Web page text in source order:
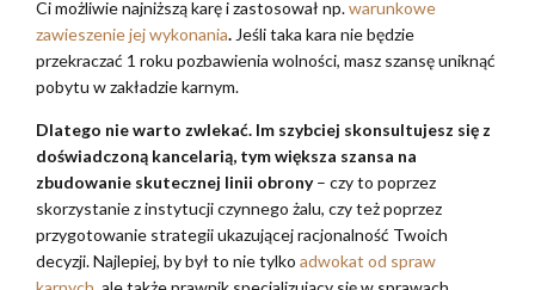
Ci możliwie najniższą karę i zastosował np.warunkowe
zawieszenie jej wykonania. Jeśli taka kara nie będzie
przekraczać 1 roku pozbawienia wolności, masz szansę uniknąć
pobytu w zakładzie karnym.
Dlatego nie warto zwlekać. Im szybciej skonsultujesz się z
doświadczoną kancelarią, tym większa szansa na
zbudowanie skutecznej linii obrony– czy to poprzez
skorzystanie z instytucji czynnego żalu, czy też poprzez
przygotowanie strategii ukazującej racjonalność Twoich
decyzji. Najlepiej, by był to nie tylko adwokat od spraw